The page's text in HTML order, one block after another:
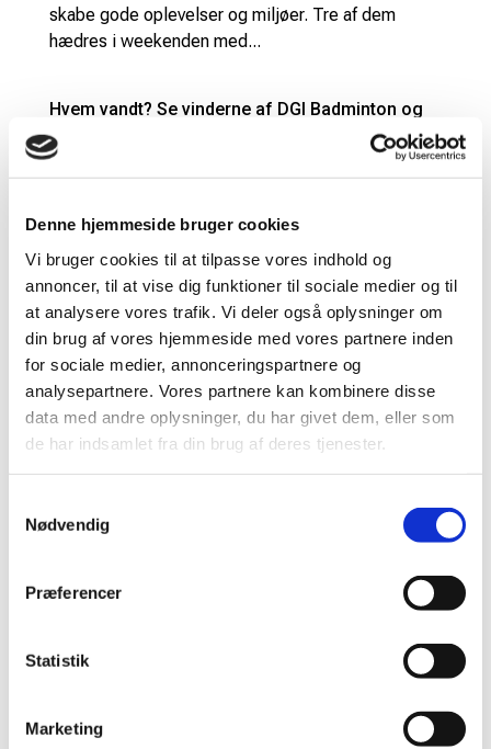
Denne hjemmeside bruger cookies
Vi bruger cookies til at tilpasse vores indhold og
annoncer, til at vise dig funktioner til sociale medier og til
at analysere vores trafik. Vi deler også oplysninger om
din brug af vores hjemmeside med vores partnere inden
for sociale medier, annonceringspartnere og
analysepartnere. Vores partnere kan kombinere disse
data med andre oplysninger, du har givet dem, eller som
de har indsamlet fra din brug af deres tjenester.
Nødvendig
Præferencer
Statistik
Marketing
skabe gode oplevelser og miljøer. Tre af dem
hædres i weekenden med...
Hvem vandt? Se vinderne af DGI Badminton og
af
Badminton nogle af dem, der har gjort en ekstra
indsats og udmærket sig specielt det forgange år.
Her kan du få overblikket over, hvem der fik overrakt
priserne som Årets Ildsjæl, Årets Badmintontræner
og Årets Badmintonklub. ...
« Gamle poster Næste poster »
Recent Posts
Michael Stehr opnår det højeste dommerniveau hos
Justeringer af ranglistesystemet ved sæsonskiftet
til 2026/2027